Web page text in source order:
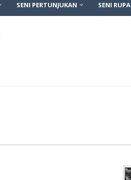
SENI PERTUNJUKAN SENI RUPA